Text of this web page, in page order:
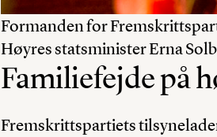
Formanden for
Høyres statsminister Erna
Familiefejde på
Fremskrittspartiets